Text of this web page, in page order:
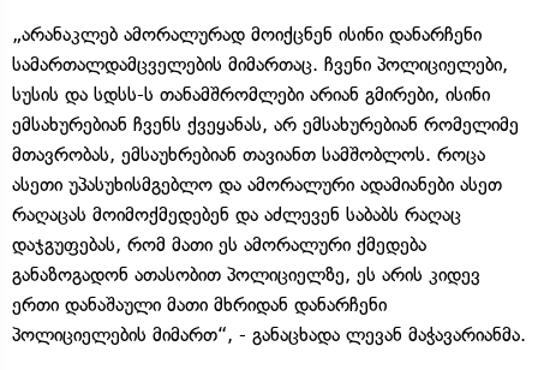
„არანაკლებ ამორალურად მოიქცნენ ისინი დანარჩენი
სამართალდამცველების მიმართაც. ჩვენი პოლიციელები,
სუსის და სდსს-ს თანამშრომლები არიან გმირები, ისინი
ემსახურებიან ჩვენს ქვეყანას, არ ემსახურებიან რომელიმე
მთავრობას, ემსაუხრებიან თავიანთ სამშობლოს. როცა
ასეთი უპასუხისმგებლო და ამორალური ადამიანები ასეთ
რაღაცას მოიმოქმედებენ და აძლევენ საბაბს რაღაც
დაჯგუფებას, რომ მათი ეს ამორალური ქმედება
განაზოგადონ ათასობით პოლიციელზე, ეს არის კიდევ
ერთი დანაშაული მათი მხრიდან დანარჩენი
პოლიციელების მიმართ“, - განაცხადა ლევან მაჭავარიანმა.